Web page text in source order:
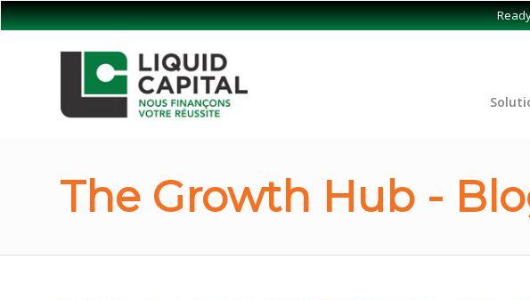
The Growth Hub -